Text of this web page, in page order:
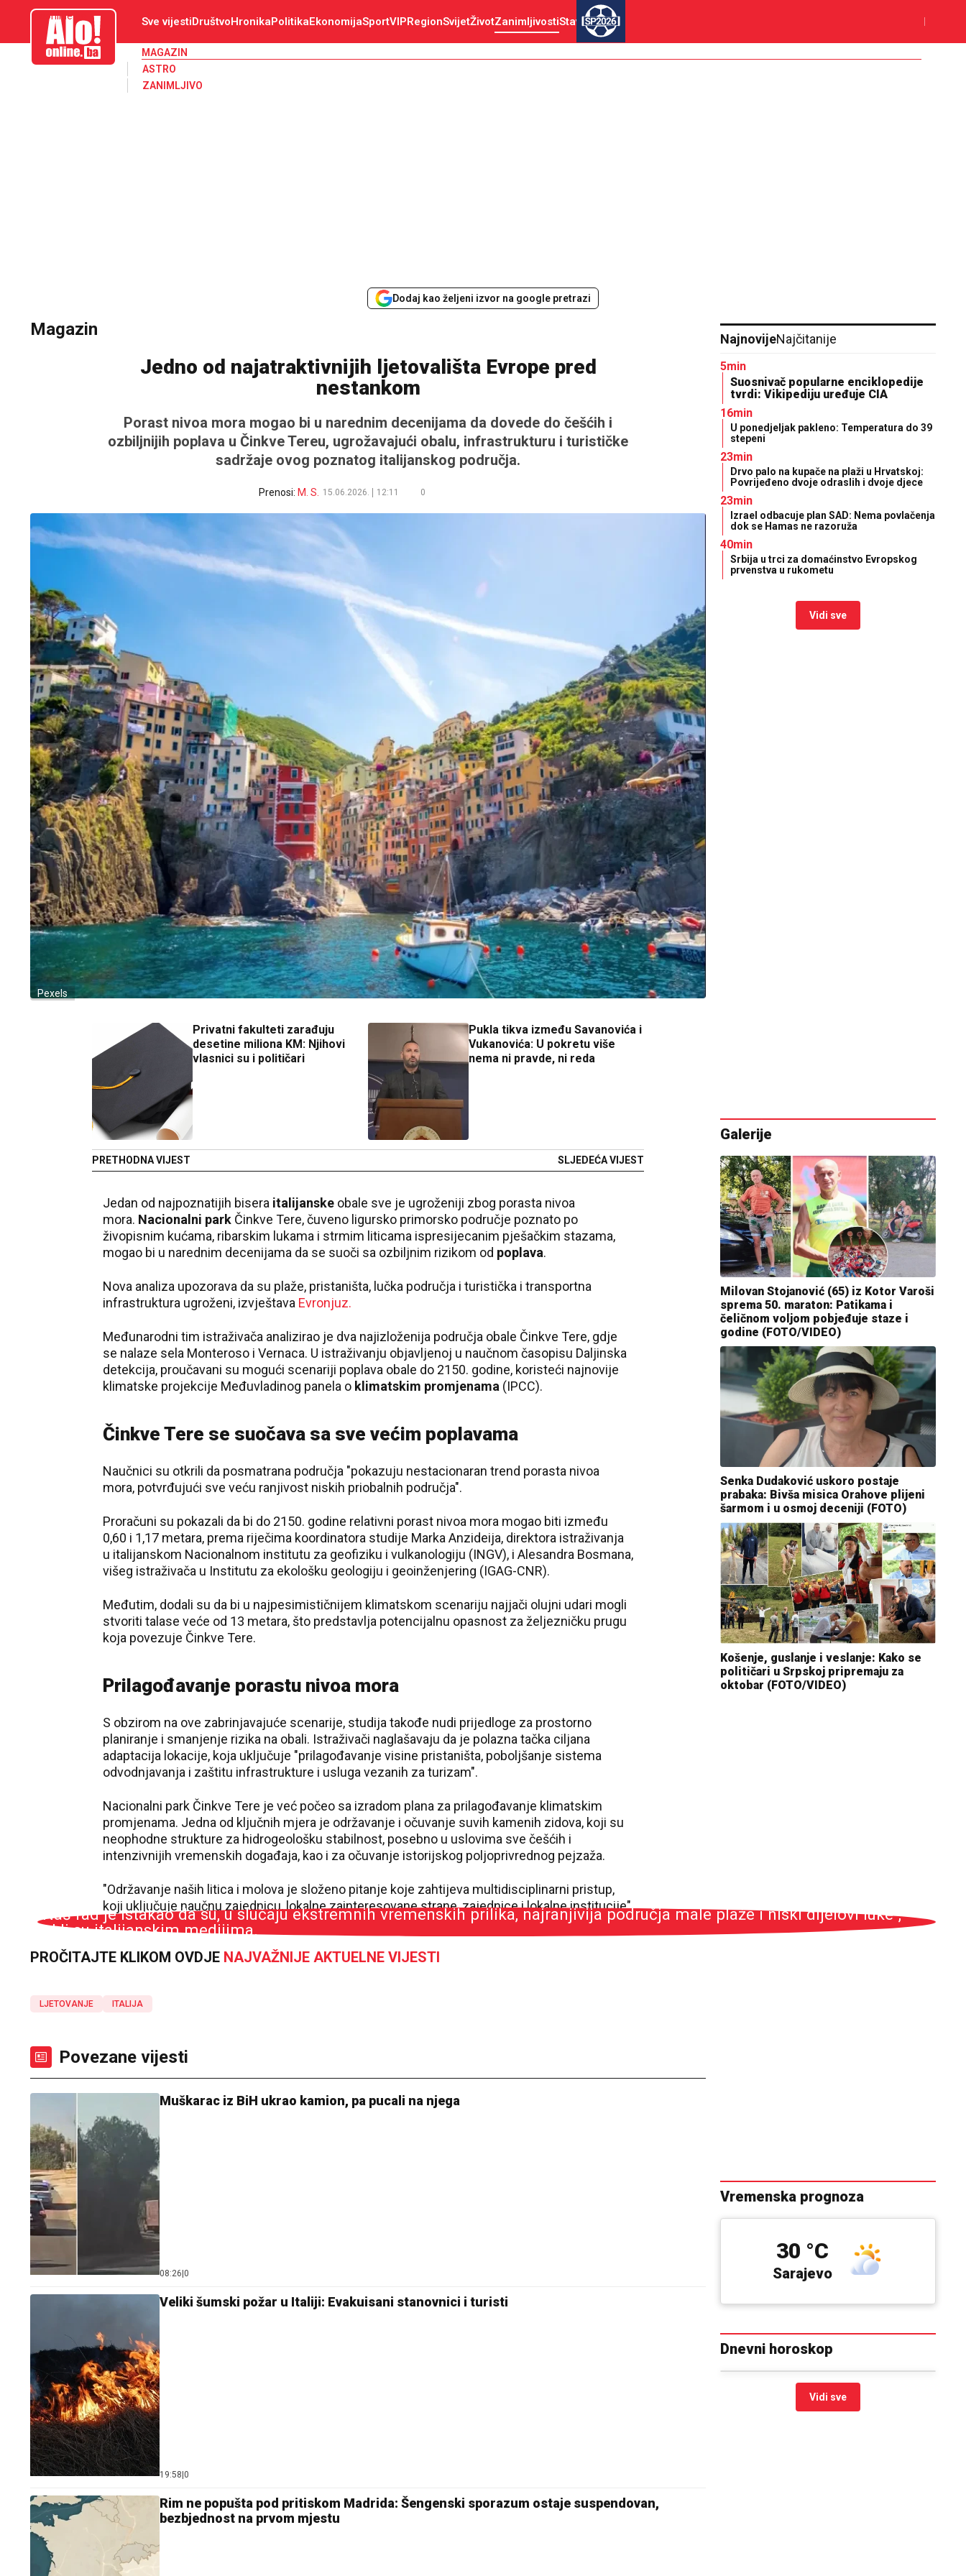
aloonline.ba Sve vijestiDruštvoHronikaPolitikaEkonomijaSportVIPRegionSvijetŽivotZanimljivostiStav SP2026
MAGAZIN
ASTRO
ZANIMLJIVO
Dodaj kao željeni izvor na google pretrazi
Magazin
Jedno od najatraktivnijih ljetovališta Evrope pred
nestankom
Porast nivoa mora mogao bi u narednim decenijama da dovede do češćih i
ozbiljnijih poplava u Činkve Tereu, ugrožavajući obalu, infrastrukturu i turističke
sadržaje ovog poznatog italijanskog područja.
Prenosi: M. S. 15.06.2026. 12:11 0
Pexels
Privatni fakulteti zarađuju
desetine miliona KM: Njihovi
vlasnici su i političari
PRETHODNA VIJEST
Pukla tikva između Savanovića i
Vukanovića: U pokretu više
nema ni pravde, ni reda
SLJEDEĆA VIJEST
Jedan od najpoznatijih bisera italijanske obale sve je ugroženiji zbog porasta nivoa
mora. Nacionalni park Činkve Tere, čuveno ligursko primorsko područje poznato po
živopisnim kućama, ribarskim lukama i strmim liticama ispresijecanim pješačkim stazama,
mogao bi u narednim decenijama da se suoči sa ozbiljnim rizikom od poplava.
Nova analiza upozorava da su plaže, pristaništa, lučka područja i turistička i transportna
infrastruktura ugroženi, izvještava Evronjuz.
Međunarodni tim istraživača analizirao je dva najizloženija područja obale Činkve Tere, gdje
se nalaze sela Monteroso i Vernaca. U istraživanju objavljenoj u naučnom časopisu Daljinska
detekcija, proučavani su mogući scenariji poplava obale do 2150. godine, koristeći najnovije
klimatske projekcije Međuvladinog panela o klimatskim promjenama (IPCC).
Činkve Tere se suočava sa sve većim poplavama
Naučnici su otkrili da posmatrana područja "pokazuju nestacionaran trend porasta nivoa
mora, potvrđujući sve veću ranjivost niskih priobalnih područja".
Proračuni su pokazali da bi do 2150. godine relativni porast nivoa mora mogao biti između
0,60 i 1,17 metara, prema riječima koordinatora studije Marka Anzideija, direktora istraživanja
u italijanskom Nacionalnom institutu za geofiziku i vulkanologiju (INGV), i Alesandra Bosmana,
višeg istraživača u Institutu za ekološku geologiju i geoinženjering (IGAG-CNR).
"Naš rad je istakao da su, u slučaju ekstremnih vremenskih prilika, najranjivija područja male plaže i niski dijelovi luke",
rekli su italijanskim medijima.
Međutim, dodali su da bi u najpesimističnijem klimatskom scenariju najjači olujni udari mogli
stvoriti talase veće od 13 metara, što predstavlja potencijalnu opasnost za željezničku prugu
koja povezuje Činkve Tere.
Prilagođavanje porastu nivoa mora
S obzirom na ove zabrinjavajuće scenarije, studija takođe nudi prijedloge za prostorno
planiranje i smanjenje rizika na obali. Istraživači naglašavaju da je polazna tačka ciljana
adaptacija lokacije, koja uključuje "prilagođavanje visine pristaništa, poboljšanje sistema
odvodnjavanja i zaštitu infrastrukture i usluga vezanih za turizam".
Nacionalni park Činkve Tere je već počeo sa izradom plana za prilagođavanje klimatskim
promjenama. Jedna od ključnih mjera je održavanje i očuvanje suvih kamenih zidova, koji su
neophodne strukture za hidrogeološku stabilnost, posebno u uslovima sve češćih i
intenzivnijih vremenskih događaja, kao i za očuvanje istorijskog poljoprivrednog pejzaža.
"Održavanje naših litica i molova je složeno pitanje koje zahtijeva multidisciplinarni pristup,
koji uključuje naučnu zajednicu, lokalne zainteresovane strane, zajednice i lokalne institucije",
rekao je lokalnim medijima predsjednik Nacionalnog parkaČinkve Tere, Lorenco Vivijani.
PROČITAJTE KLIKOM OVDJE NAJVAŽNIJE AKTUELNE VIJESTI
LJETOVANJE ITALIJA
Povezane vijesti
Muškarac iz BiH ukrao kamion, pa pucali na njega
08:26 0
Veliki šumski požar u Italiji: Evakuisani stanovnici i turisti
19:58 0
Rim ne popušta pod pritiskom Madrida: Šengenski sporazum ostaje suspendovan,
bezbjednost na prvom mjestu
NajnovijeNajčitanije
5min
Suosnivač popularne enciklopedije
tvrdi: Vikipediju uređuje CIA
16min
U ponedjeljak pakleno: Temperatura do 39
stepeni
23min
Drvo palo na kupače na plaži u Hrvatskoj:
Povrijeđeno dvoje odraslih i dvoje djece
23min
Izrael odbacuje plan SAD: Nema povlačenja
dok se Hamas ne razoruža
40min
Srbija u trci za domaćinstvo Evropskog
prvenstva u rukometu
Vidi sve
Galerije
Milovan Stojanović (65) iz Kotor Varoši
sprema 50. maraton: Patikama i
čeličnom voljom pobjeđuje staze i
godine (FOTO/VIDEO)
Senka Dudaković uskoro postaje
prabaka: Bivša misica Orahove plijeni
šarmom i u osmoj deceniji (FOTO)
Košenje, guslanje i veslanje: Kako se
političari u Srpskoj pripremaju za
oktobar (FOTO/VIDEO)
Vremenska prognoza
Sarajevo
30 °C
Dnevni horoskop
Vidi sve